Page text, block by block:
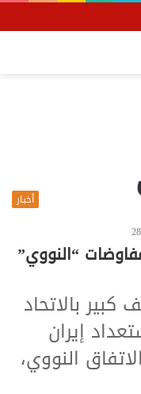
أخبار
“النووي”
بالاتحاد
إيران
النووي،